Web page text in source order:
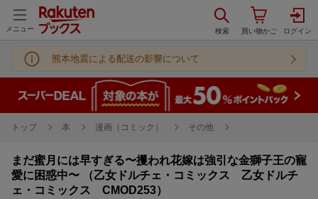
メニュー
熊本地震による配送の影響について
トップ 本 漫画（コミック） その他
まだ蜜月には早すぎる〜攫われ花嫁は強引な金獅子王の寵
愛に困惑中〜 （乙女ドルチェ・コミックス 乙女ドルチ
ェ・コミックス CMOD253）